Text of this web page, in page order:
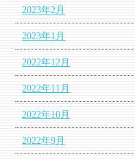
2023年2月
2023年1月
2022年12月
2022年11月
2022年10月
2022年9月